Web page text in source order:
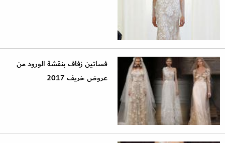
فساتين زفاف بنقشة الورود من
عروض خريف 2017